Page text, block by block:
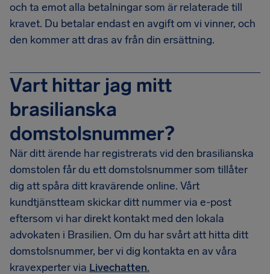
och ta emot alla betalningar som är relaterade till
kravet. Du betalar endast en avgift om vi vinner, och
den kommer att dras av från din ersättning.
Vart hittar jag mitt
brasilianska
domstolsnummer?
När ditt ärende har registrerats vid den brasilianska
domstolen får du ett domstolsnummer som tillåter
dig att spåra ditt kravärende online. Vårt
kundtjänstteam skickar ditt nummer via e-post
eftersom vi har direkt kontakt med den lokala
advokaten i Brasilien. Om du har svårt att hitta ditt
domstolsnummer, ber vi dig kontakta en av våra
kravexperter via Livechatten.